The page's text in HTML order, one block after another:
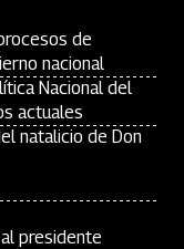
de
nacional
Nacional del
actuales
natalicio de Don
presidente